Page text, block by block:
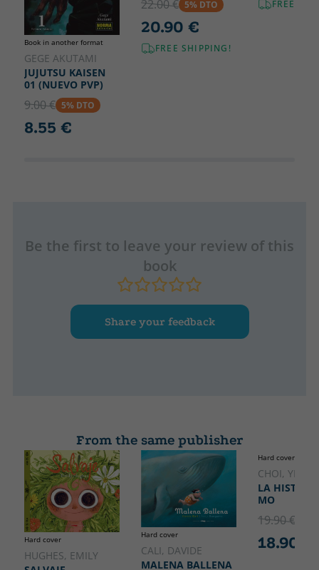
Book in another format
GEGE AKUTAMI
JUJUTSU KAISEN
01 (NUEVO PVP)
9.00 € 5% DTO
8.55 €
22.00 € 5% DTO
20.90 €
FREE SHIPPING!
FREE
Be the first to leave your review of this
book
Share your feedback
From the same publisher
Hard cover
HUGHES, EMILY
Hard cover
CALI, DAVIDE
MALENA BALLENA
Hard cover
CHOI,
LA
MO
19.90 €
18.90 €